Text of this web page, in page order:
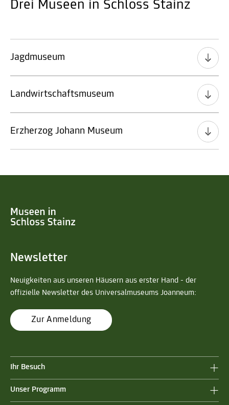
Drei Museen in Schloss Stainz
Jagdmuseum
Landwirtschaftsmuseum
Erzherzog Johann Museum
Newsletter
Neuigkeiten aus unseren Häusern aus erster Hand - der
offizielle Newsletter des Universalmuseums Joanneum:
Zur Anmeldung
Ihr Besuch
Unser Programm